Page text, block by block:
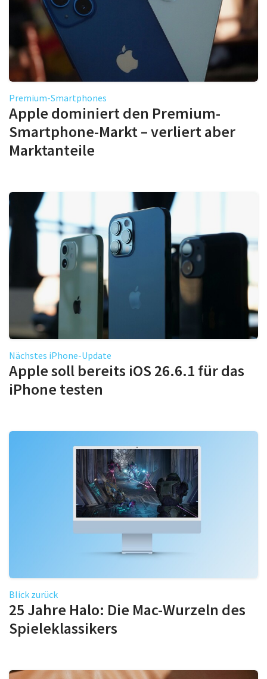
Premium-Smartphones
Apple dominiert den Premium-
Smartphone-Markt – verliert aber
Marktanteile
Nächstes iPhone-Update
Apple soll bereits iOS 26.6.1 für das
iPhone testen
Blick zurück
25 Jahre Halo: Die Mac-Wurzeln des
Spieleklassikers